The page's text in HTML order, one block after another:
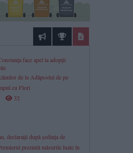
face apel la adopții
de la Adăpostul de pe
cu Flori
32
declarații după ședința de
prezintă măsurile luate în